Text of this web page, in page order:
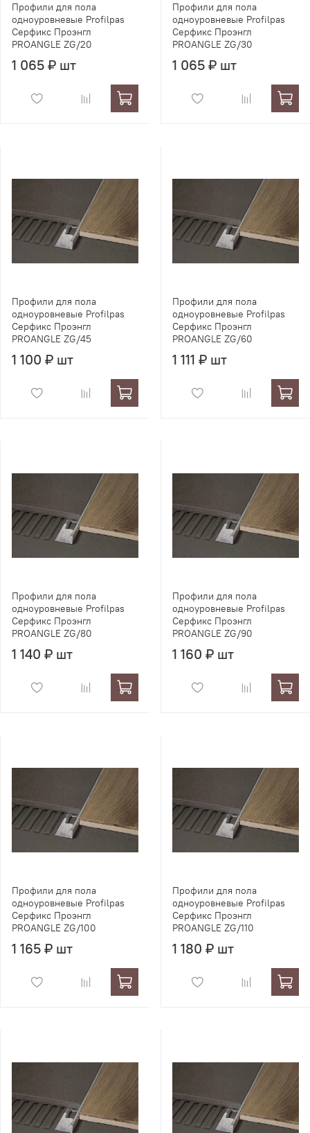
Профили для пола
одноуровневые Profilpas
Серфикс Проэнгл
PROANGLE ZG/20
1 065 ₽ шт
Профили для пола
одноуровневые Profilpas
Серфикс Проэнгл
PROANGLE ZG/30
1 065 ₽ шт
Профили для пола
одноуровневые Profilpas
Серфикс Проэнгл
PROANGLE ZG/45
1 100 ₽ шт
Профили для пола
одноуровневые Profilpas
Серфикс Проэнгл
PROANGLE ZG/60
1 111 ₽ шт
Профили для пола
одноуровневые Profilpas
Серфикс Проэнгл
PROANGLE ZG/80
1 140 ₽ шт
Профили для пола
одноуровневые Profilpas
Серфикс Проэнгл
PROANGLE ZG/90
1 160 ₽ шт
Профили для пола
одноуровневые Profilpas
Серфикс Проэнгл
PROANGLE ZG/100
1 165 ₽ шт
Профили для пола
одноуровневые Profilpas
Серфикс Проэнгл
PROANGLE ZG/110
1 180 ₽ шт